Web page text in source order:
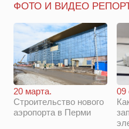
ФОТО И ВИДЕО
20 марта.
Строительство нового
аэропорта в Перми
09